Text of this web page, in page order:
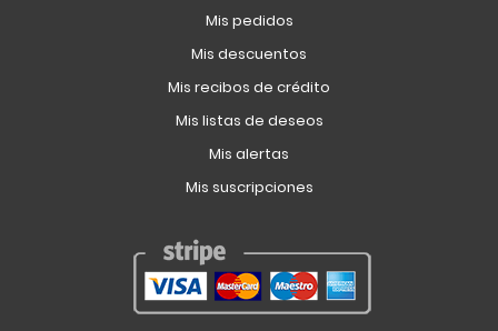
Mis pedidos
Mis descuentos
Mis recibos de crédito
Mis listas de deseos
Mis alertas
Mis suscripciones